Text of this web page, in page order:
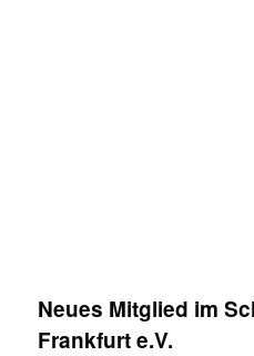
Neues Mitglied im
Frankfurt e.V.